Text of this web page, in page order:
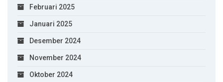
Februari 2025
Januari 2025
Desember 2024
November 2024
Oktober 2024